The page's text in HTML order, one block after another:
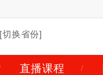
[切换省份]
直播课程